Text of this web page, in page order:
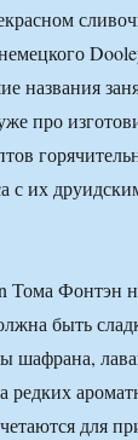
названия
про
с их
Фонтэн
быть
шафрана,
редких
для